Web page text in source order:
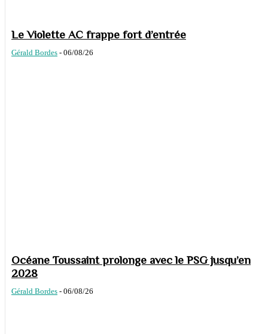
Le Violette AC frappe fort d’entrée
Gérald Bordes - 06/08/26
Océane Toussaint prolonge avec le PSG jusqu’en
2028
Gérald Bordes - 06/08/26